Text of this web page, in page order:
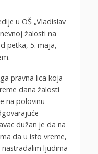
u OŠ „Vladislav
žalosti na
petka, 5. maja,
pravna lica koja
dana žalosti
na polovinu
dužan je da na
da u isto vreme,
ljudima